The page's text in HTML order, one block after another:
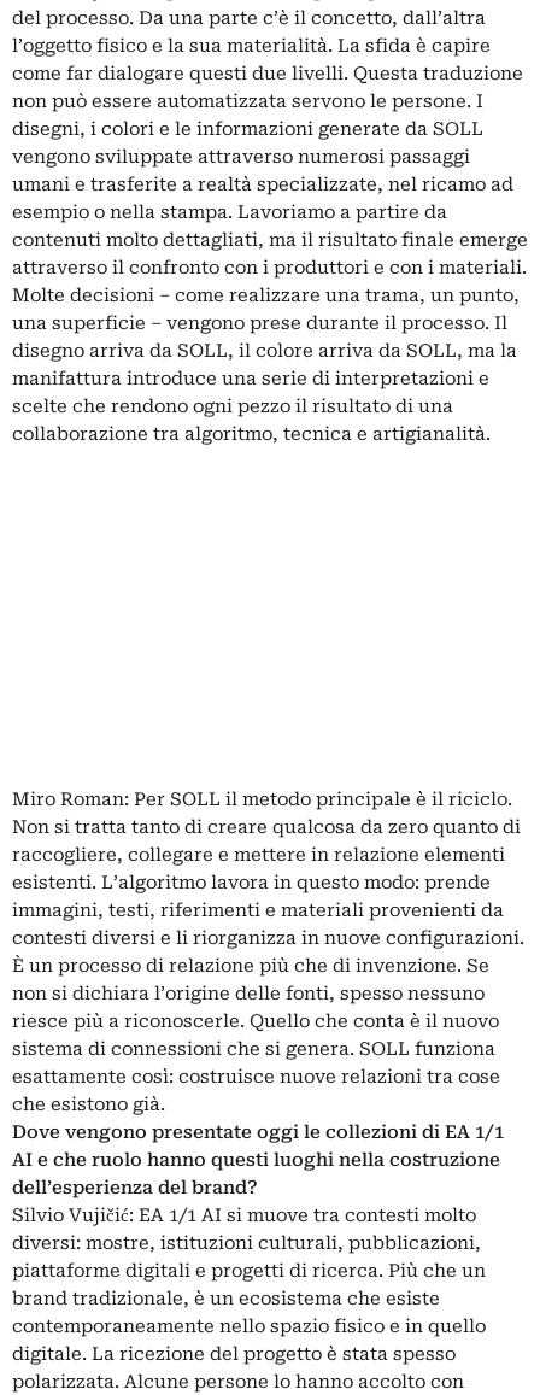
del processo. Da una parte c’è il concetto, dall’altra
l’oggetto fisico e la sua materialità. La sfida è capire
come far dialogare questi due livelli. Questa traduzione
non può essere automatizzata servono le persone. I
disegni, i colori e le informazioni generate da SOLL
vengono sviluppate attraverso numerosi passaggi
umani e trasferite a realtà specializzate, nel ricamo ad
esempio o nella stampa. Lavoriamo a partire da
contenuti molto dettagliati, ma il risultato finale emerge
attraverso il confronto con i produttori e con i materiali.
Molte decisioni – come realizzare una trama, un punto,
una superficie – vengono prese durante il processo. Il
disegno arriva da SOLL, il colore arriva da SOLL, ma la
manifattura introduce una serie di interpretazioni e
scelte che rendono ogni pezzo il risultato di una
collaborazione tra algoritmo, tecnica e artigianalità.
Miro Roman: Per SOLL il metodo principale è il riciclo.
Non si tratta tanto di creare qualcosa da zero quanto di
raccogliere, collegare e mettere in relazione elementi
esistenti. L’algoritmo lavora in questo modo: prende
immagini, testi, riferimenti e materiali provenienti da
contesti diversi e li riorganizza in nuove configurazioni.
È un processo di relazione più che di invenzione. Se
non si dichiara l’origine delle fonti, spesso nessuno
riesce più a riconoscerle. Quello che conta è il nuovo
sistema di connessioni che si genera. SOLL funziona
esattamente così: costruisce nuove relazioni tra cose
che esistono già.
Dove vengono presentate oggi le collezioni di EA 1/1
AI e che ruolo hanno questi luoghi nella costruzione
dell’esperienza del brand?
Silvio Vujičić: EA 1/1 AI si muove tra contesti molto
diversi: mostre, istituzioni culturali, pubblicazioni,
piattaforme digitali e progetti di ricerca. Più che un
brand tradizionale, è un ecosistema che esiste
contemporaneamente nello spazio fisico e in quello
digitale. La ricezione del progetto è stata spesso
polarizzata. Alcune persone lo hanno accolto con